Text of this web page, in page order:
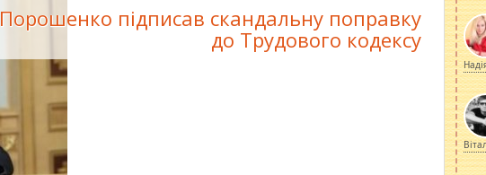
Порошенко підписав скандальну поправку
до Трудового кодексу